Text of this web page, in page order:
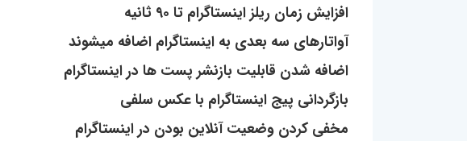
افزایش زمان ریلز اینستاگرام تا ۹۰ ثانیه
آواتارهای سه بعدی به اینستاگرام اضافه میشوند
اضافه شدن قابلیت بازنشر پست ها در اینستاگرام
بازگردانی پیج اینستاگرام با عکس سلفی
مخفی کردن وضعیت آنلاین بودن در اینستاگرام